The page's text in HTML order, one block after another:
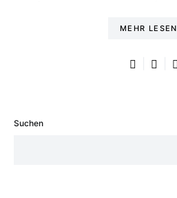
MEHR LESEN
Suchen